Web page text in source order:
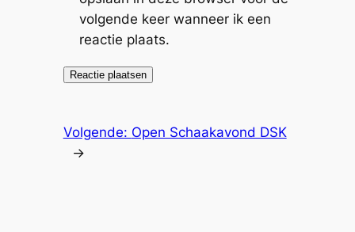
volgende keer wanneer ik een
reactie plaats.
Volgende: Open Schaakavond DSK
→